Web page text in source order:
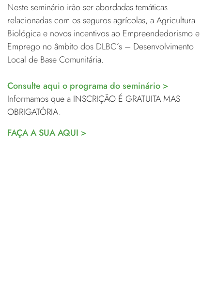
Neste seminário irão ser abordadas temáticas
relacionadas com os seguros agrícolas, a Agricultura
Biológica e novos incentivos ao Empreendedorismo e
Emprego no âmbito dos DLBC´s – Desenvolvimento
Local de Base Comunitária.
Consulte aqui o programa do seminário >
Informamos que a INSCRIÇÃO É GRATUITA MAS
OBRIGATÓRIA.
FAÇA A SUA AQUI >